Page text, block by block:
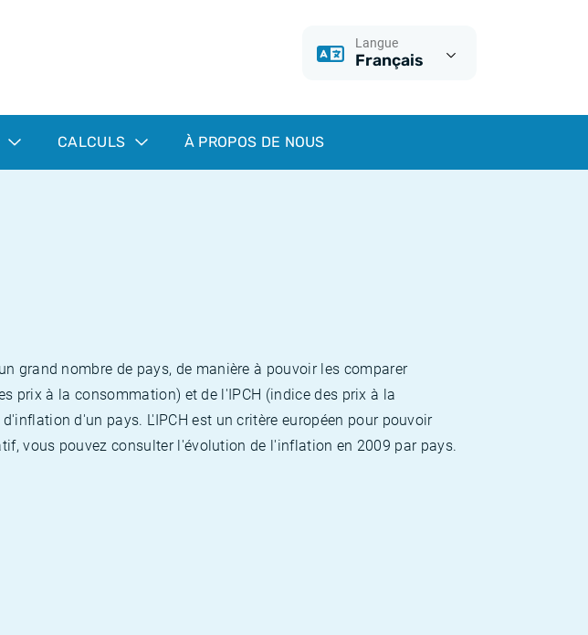
Langue
Français
CALCULS À PROPOS DE NOUS
grand nombre de pays, de manière à pouvoir les comparer
prix à la consommation) et de l'IPCH (indice des prix à la
d'un pays. L'IPCH est un critère européen pour pouvoir
vous pouvez consulter l'évolution de l'inflation en 2009 par pays.